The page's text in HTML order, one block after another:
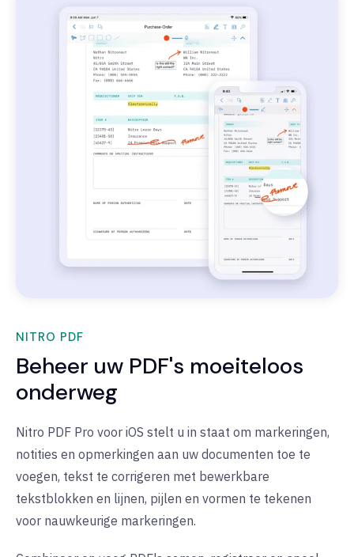
NITRO PDF
Beheer uw PDF's moeiteloos
onderweg
Nitro PDF Pro voor iOS stelt u in staat om markeringen,
notities en opmerkingen aan uw documenten toe te
voegen, tekst te corrigeren met bewerkbare
tekstblokken en lijnen, pijlen en vormen te tekenen
voor nauwkeurige markeringen.